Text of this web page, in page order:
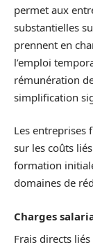
permet aux
substantielles
prennent en
l’emploi
rémunération
simplification
Les entreprises
sur les coûts
formation
domaines de
Charges
Frais directs